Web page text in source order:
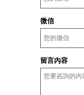
微信
留言內容